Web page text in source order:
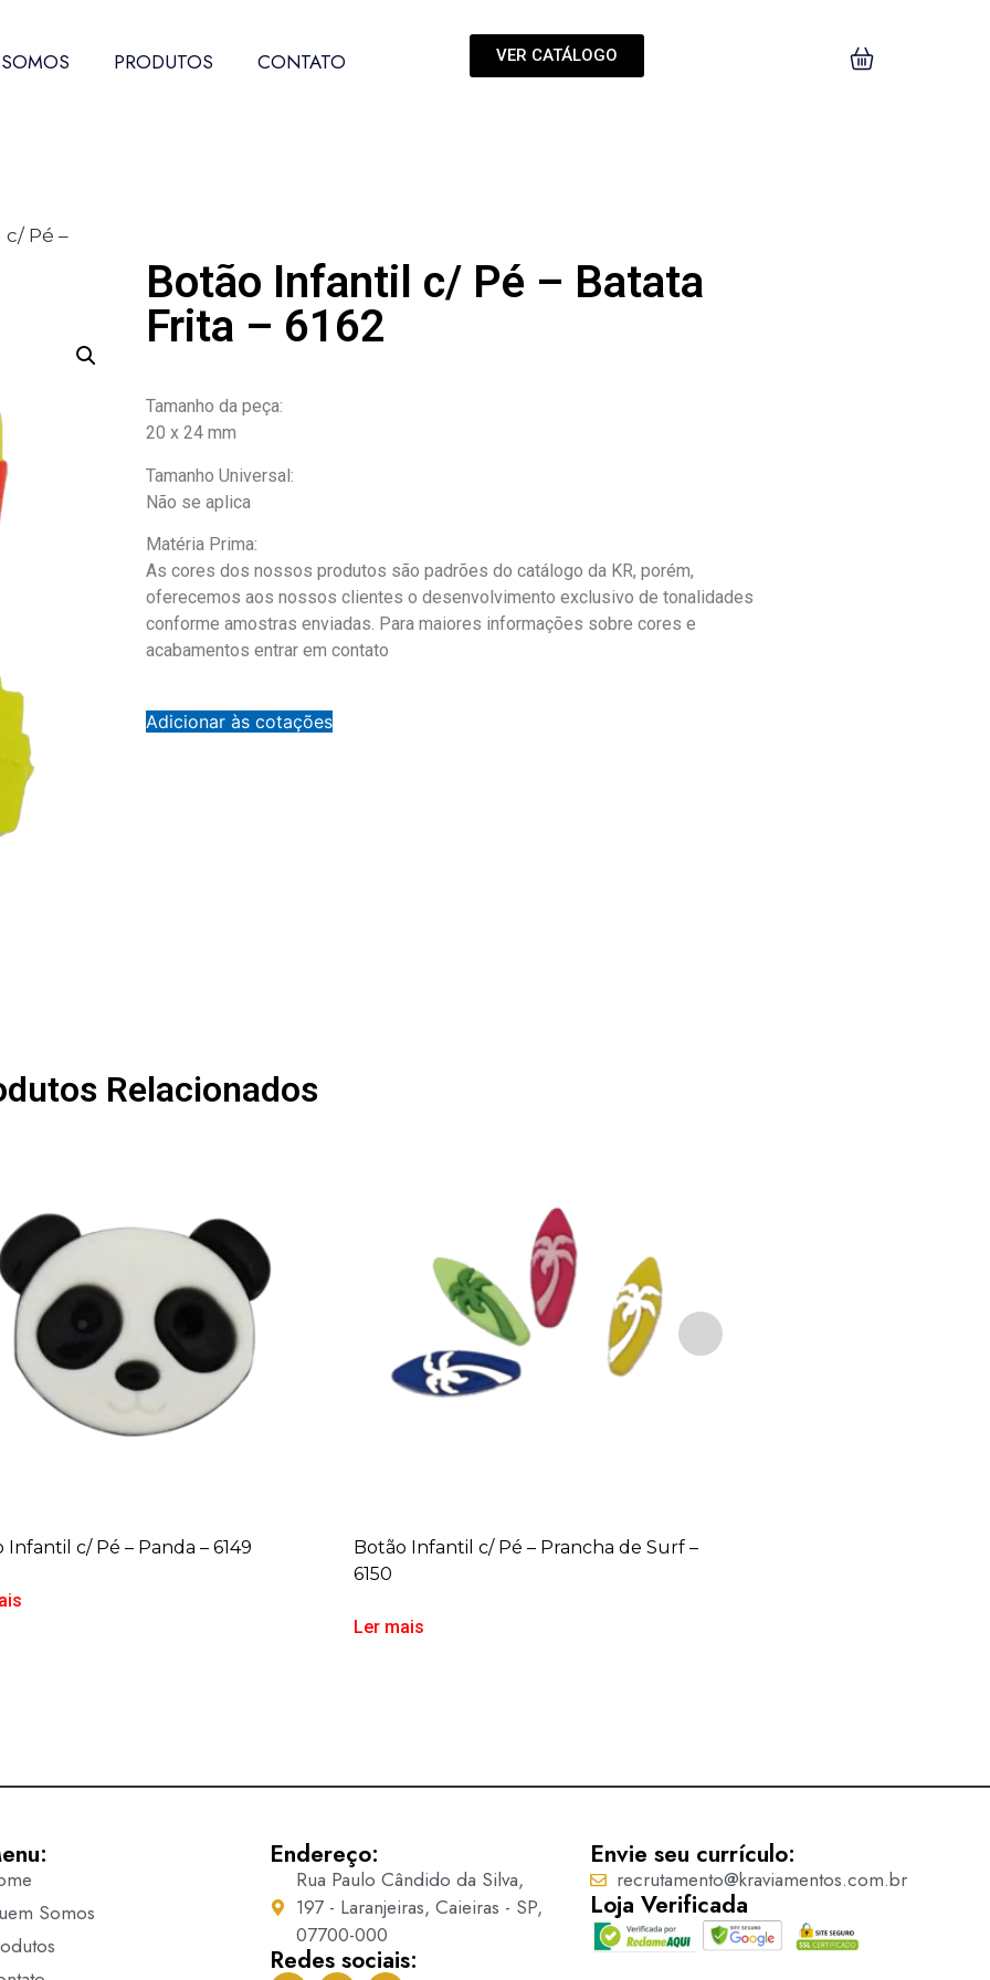
PRODUTOS CONTATO VER CATÁLOGO
Pé –
Botão Infantil c/ Pé – Batata
Frita – 6162
Tamanho da peça:
20 x 24 mm
Tamanho Universal:
Não se aplica
Matéria Prima:
As cores dos nossos produtos são padrões do catálogo da KR, porém,
oferecemos aos nossos clientes o desenvolvimento exclusivo de tonalidades
conforme amostras enviadas. Para maiores informações sobre cores e
acabamentos entrar em contato
Adicionar às cotações
Relacionados
Infantil c/ Pé – Panda – 6149
Botão Infantil c/ Pé – Prancha de Surf –
6150
Ler mais
Somos
Endereço:
Rua Paulo Cândido da Silva,
197 - Laranjeiras, Caieiras - SP,
07700-000
Redes sociais:
Envie seu currículo:
recrutamento@kraviamentos.com.br
Loja Verificada